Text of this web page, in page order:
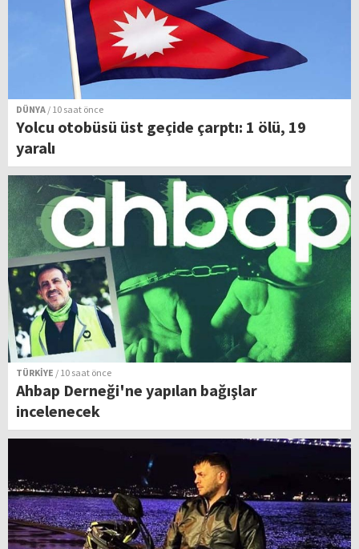
DÜNYA / 10 saat önce
Yolcu otobüsü üst geçide çarptı: 1 ölü, 19
yaralı
TÜRKİYE / 10 saat önce
Ahbap Derneği'ne yapılan bağışlar
incelenecek